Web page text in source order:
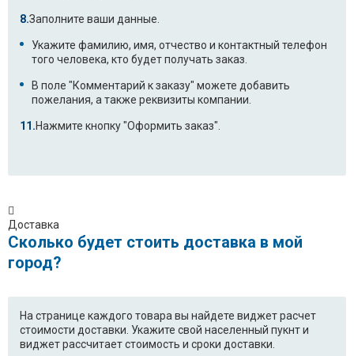
Заполните ваши данные.
Укажите фамилию, имя, отчество и контактный телефон
того человека, кто будет получать заказ.
В поле "Комментарий к заказу" можете добавить
пожелания, а также реквизиты компании.
Нажмите кнопку "Оформить заказ".
Доставка
Сколько будет стоить доставка в мой
город?
На странице каждого товара вы найдете виджет расчет
стоимости доставки. Укажите свой населенный пукнт и
виджет рассчитает стоимость и сроки доставки.